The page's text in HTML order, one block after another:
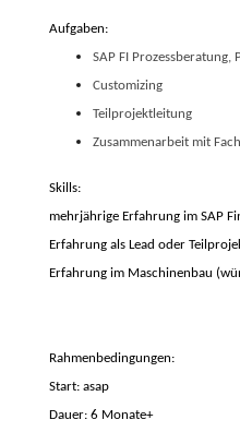
Ort
Aufgaben:
SAP FI Prozessberatung,
Customizing
Teilprojektleitung
Zusammenarbeit mit
Skills:
mehrjährige Erfahrung im SAP
Erfahrung als Lead oder
Erfahrung im Maschinenbau
Rahmenbedingungen:
Start: asap
Dauer: 6 Monate+